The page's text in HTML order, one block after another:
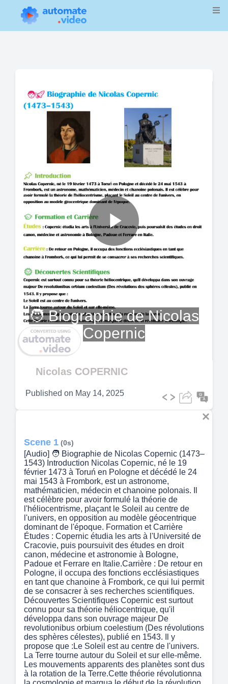
🧑‍ Biographie de Nicolas
Copernic
Play
Video
Nicolas COPERNIC
Published on May 14, 2025
Scene 1 (0s)
[Audio] 🧑‍ Biographie de Nicolas Copernic (1473–
1543) Introduction Nicolas Copernic, né le 19
février 1473 à Toruń en Pologne et décédé le 24
mai 1543 à Frombork, est un astronome,
mathématicien, médecin et chanoine polonais. Il
est célèbre pour avoir formulé la théorie de
l'héliocentrisme, plaçant le Soleil au centre de
l'univers, en opposition au modèle géocentrique
dominant de l'époque.​ Formation et Carrière
Études : Copernic étudia les arts à l'Université de
Cracovie, puis poursuivit des études en droit
canon, médecine et astronomie à Bologne,
Padoue et Ferrare en Italie.​ Carrière : De retour en
Pologne, il occupa des fonctions ecclésiastiques
en tant que chanoine à Frombork, ce qui lui permit
de se consacrer à ses recherches scientifiques.​
Découvertes Scientifiques Copernic est surtout
connu pour sa théorie héliocentrique, qu'il
développa dans son ouvrage majeur De
revolutionibus orbium coelestium (Des révolutions
des sphères célestes), publié en 1543. Il y
propose que :​ Le Soleil est au centre de l'univers.​
La Terre tourne autour du Soleil et sur elle-même.​
Les mouvements apparents des planètes sont dus
à la rotation de la Terre.​ Cette théorie révolutionna